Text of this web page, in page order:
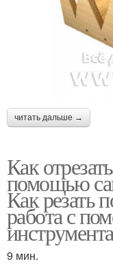
читать дальше →
Как
помощью
Как резать
работа с
инструмента
9 мин.